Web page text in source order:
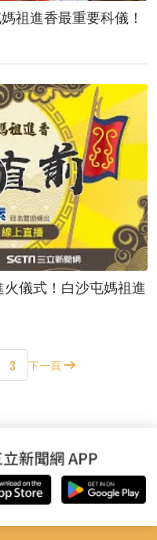
祖進香最重要科儀！
儀式！白沙屯媽祖進
3 下一頁